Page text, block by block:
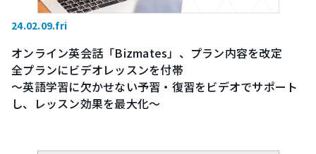
24.02.09.fri
オンライン英会話「Bizmates」、プラン内容を改定
全プランにビデオレッスンを付帯
〜英語学習に欠かせない予習・復習をビデオでサポート
し、レッスン効果を最大化〜